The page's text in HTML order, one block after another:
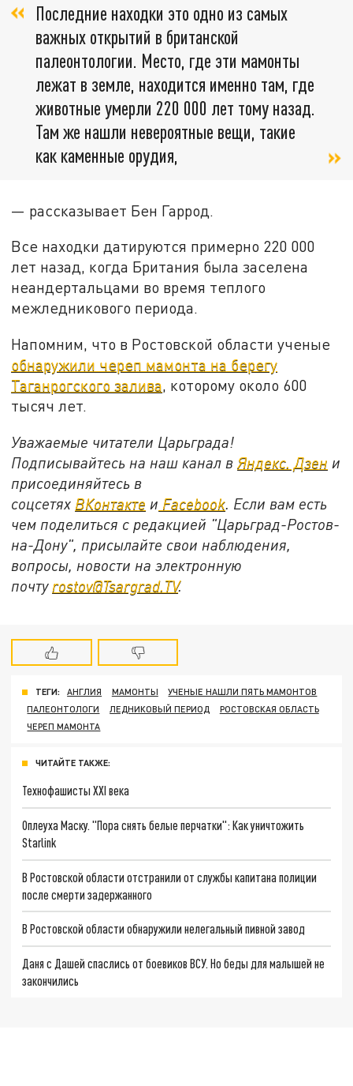
Последние находки это одно из самых
важных открытий в британской
палеонтологии. Место, где эти мамонты
лежат в земле, находится именно там, где
животные умерли 220 000 лет тому назад.
Там же нашли невероятные вещи, такие
как каменные орудия,
— рассказывает Бен Гаррод.
Все находки датируются примерно 220 000
лет назад, когда Британия была заселена
неандертальцами во время теплого
межледникового периода.
Напомним, что в Ростовской области ученые
обнаружили череп мамонта на берегу
Таганрогского залива, которому около 600
тысяч лет.
Уважаемые читатели Царьграда!
Подписывайтесь на наш канал вЯндекс. Дзен и
присоединяйтесь в
соцсетях ВКонтакте и Facebook. Если вам есть
чем поделиться с редакцией "Царьград-Ростов-
на-Дону", присылайте свои наблюдения,
вопросы, новости на электронную
почту rostov@Tsargrad.ТV.
ТЕГИ: АНГЛИЯ МАМОНТЫ
УЧЕНЫЕ НАШЛИ ПЯТЬ МАМОНТОВ
ПАЛЕОНТОЛОГИ
ЛЕДНИКОВЫЙ ПЕРИОД
РОСТОВСКАЯ ОБЛАСТЬ
ЧЕРЕП МАМОНТА
ЧИТАЙТЕ ТАКЖЕ:
Технофашисты XXI века
Оплеуха Маску. "Пора снять белые перчатки": Как уничтожить
Starlink
В Ростовской области отстранили от службы капитана полиции
после смерти задержанного
В Ростовской области обнаружили нелегальный пивной завод
Даня с Дашей спаслись от боевиков ВСУ. Но беды для малышей не
закончились